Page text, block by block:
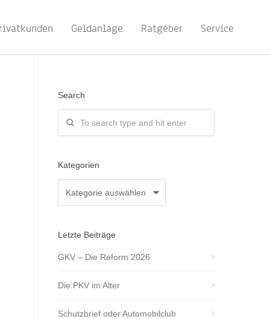
Geldanlage Ratgeber Service
Search
Kategorien
Letzte Beiträge
GKV – Die Reform 2026
Die PKV im Alter
Schutzbrief oder Automobilclub